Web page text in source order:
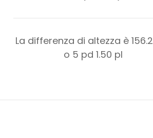
La differenza di altezza è156.2
o 5 pd 1.50 pl